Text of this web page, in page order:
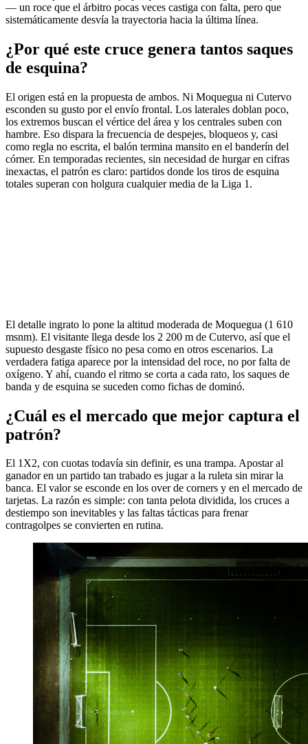
— un roce que el árbitro pocas veces castiga con falta, pero que
sistemáticamente desvía la trayectoria hacia la última línea.
¿Por qué este cruce genera tantos saques
de esquina?
El origen está en la propuesta de ambos. Ni Moquegua ni Cutervo
esconden su gusto por el envío frontal. Los laterales doblan poco,
los extremos buscan el vértice del área y los centrales suben con
hambre. Eso dispara la frecuencia de despejes, bloqueos y, casi
como regla no escrita, el balón termina mansito en el banderín del
córner. En temporadas recientes, sin necesidad de hurgar en cifras
inexactas, el patrón es claro: partidos donde los tiros de esquina
totales superan con holgura cualquier media de la Liga 1.
El detalle ingrato lo pone la altitud moderada de Moquegua (1 610
msnm). El visitante llega desde los 2 200 m de Cutervo, así que el
supuesto desgaste físico no pesa como en otros escenarios. La
verdadera fatiga aparece por la intensidad del roce, no por falta de
oxígeno. Y ahí, cuando el ritmo se corta a cada rato, los saques de
banda y de esquina se suceden como fichas de dominó.
¿Cuál es el mercado que mejor captura el
patrón?
El 1X2, con cuotas todavía sin definir, es una trampa. Apostar al
ganador en un partido tan trabado es jugar a la ruleta sin mirar la
banca. El valor se esconde en los over de corners y en el mercado de
tarjetas. La razón es simple: con tanta pelota dividida, los cruces a
destiempo son inevitables y las faltas tácticas para frenar
contragolpes se convierten en rutina.